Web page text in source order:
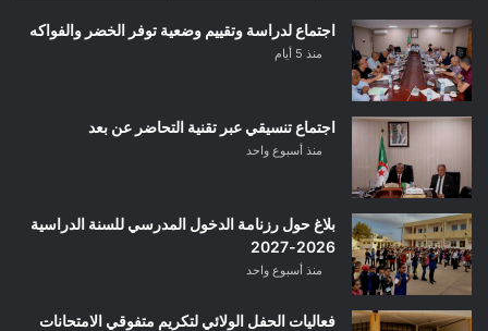
اجتماع لدراسة وتقييم وضعية توفر الخضر والفواكه
منذ 5 أيام
اجتماع تنسيقي عبر تقنية التحاضر عن بعد
منذ أسبوع واحد
بلاغ حول رزنامة الدخول المدرسي للسنة الدراسية
2026-2027
منذ أسبوع واحد
فعاليات الحفل الولائي لتكريم متفوقي الامتحانات